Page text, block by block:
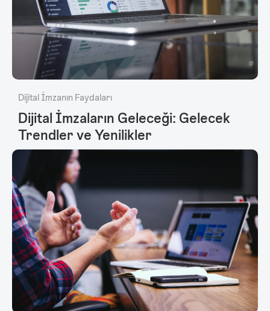
Dijital İmzanın Faydaları
Dijital İmzaların Geleceği: Gelecek
Trendler ve Yenilikler